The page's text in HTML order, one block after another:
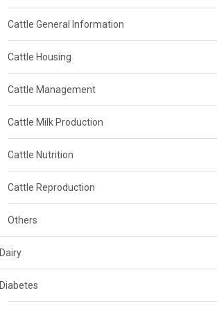
Cattle General Information
Cattle Housing
Cattle Management
Cattle Milk Production
Cattle Nutrition
Cattle Reproduction
Others
Dairy
Diabetes